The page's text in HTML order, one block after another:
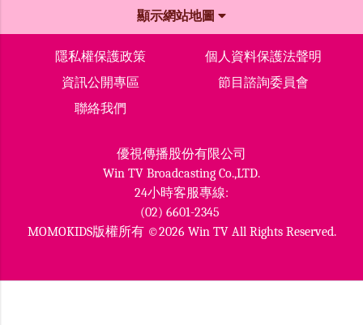
顯示網站地圖
隱私權保護政策
個人資料保護法聲明
資訊公開專區
節目諮詢委員會
聯絡我們
優視傳播股份有限公司
Win TV Broadcasting Co.,LTD.
24小時客服專線:
(02) 6601-2345
MOMOKIDS版權所有 ©2026 Win TV All Rights Reserved.